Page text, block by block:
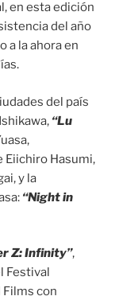
en esta edición
del año
a la ahora en
del país
“Lu
Eiichiro Hasumi,
y la
“Night in
Z: Infinity”,
Festival
con